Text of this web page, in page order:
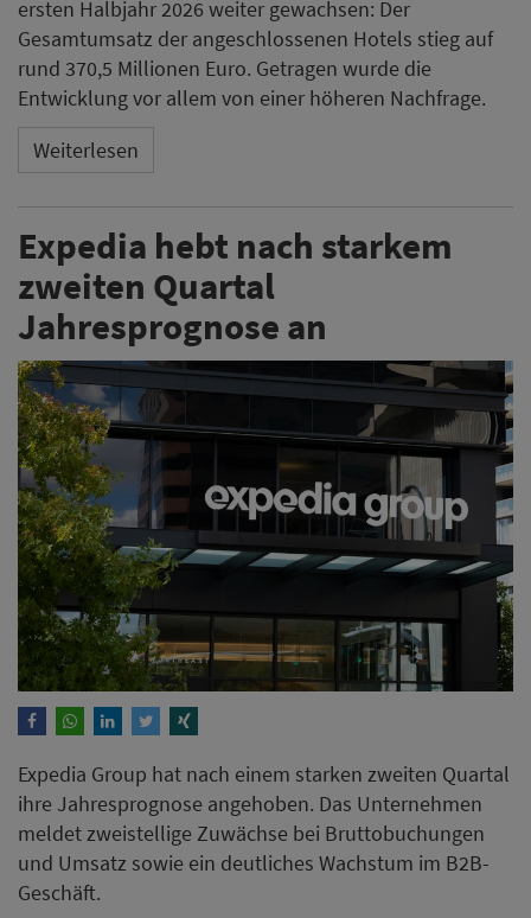
ersten Halbjahr 2026 weiter gewachsen: Der
Gesamtumsatz der angeschlossenen Hotels stieg auf
rund 370,5 Millionen Euro. Getragen wurde die
Entwicklung vor allem von einer höheren Nachfrage.
Weiterlesen
Expedia hebt nach starkem
zweiten Quartal
Jahresprognose an
Expedia Group hat nach einem starken zweiten Quartal
ihre Jahresprognose angehoben. Das Unternehmen
meldet zweistellige Zuwächse bei Bruttobuchungen
und Umsatz sowie ein deutliches Wachstum im B2B-
Geschäft.